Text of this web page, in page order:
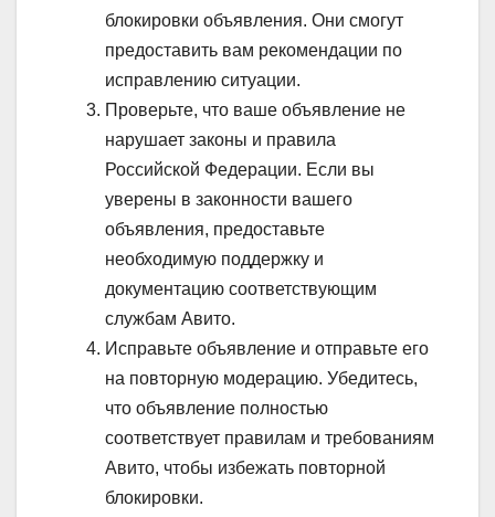
блокировки объявления. Они смогут
предоставить вам рекомендации по
исправлению ситуации.
Проверьте, что ваше объявление не
нарушает законы и правила
Российской Федерации. Если вы
уверены в законности вашего
объявления, предоставьте
необходимую поддержку и
документацию соответствующим
службам Авито.
Исправьте объявление и отправьте его
на повторную модерацию. Убедитесь,
что объявление полностью
соответствует правилам и требованиям
Авито, чтобы избежать повторной
блокировки.